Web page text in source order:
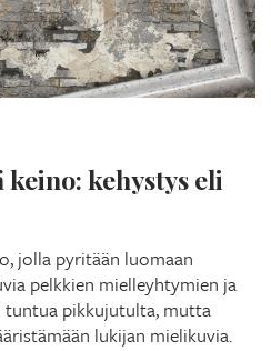
kehystys eli
jolla pyritään luomaan
pelkkien mielleyhtymien ja
tuntua pikkujutulta, mutta
lukijan mielikuvia.